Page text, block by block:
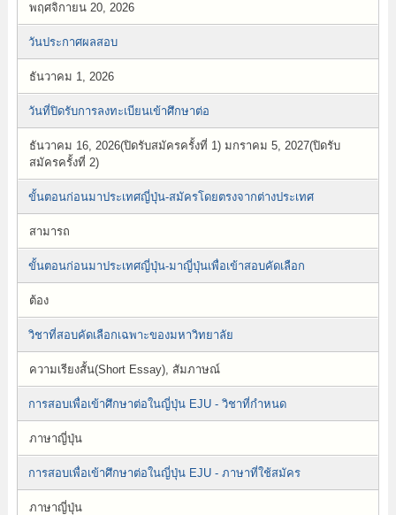
พฤศจิกายน 20, 2026
วันประกาศผลสอบ
ธันวาคม 1, 2026
วันที่ปิดรับการลงทะเบียนเข้าศึกษาต่อ
ธันวาคม 16, 2026(ปิดรับสมัครครั้งที่ 1) มกราคม 5, 2027(ปิดรับ
สมัครครั้งที่ 2)
ขั้นตอนก่อนมาประเทศญี่ปุ่น-สมัครโดยตรงจากต่างประเทศ
สามารถ
ขั้นตอนก่อนมาประเทศญี่ปุ่น-มาญี่ปุ่นเพื่อเข้าสอบคัดเลือก
ต้อง
วิชาที่สอบคัดเลือกเฉพาะของมหาวิทยาลัย
ความเรียงสั้น(Short Essay), สัมภาษณ์
การสอบเพื่อเข้าศึกษาต่อในญี่ปุ่น EJU - วิชาที่กำหนด
ภาษาญี่ปุ่น
การสอบเพื่อเข้าศึกษาต่อในญี่ปุ่น EJU - ภาษาที่ใช้สมัคร
ภาษาญี่ปุ่น